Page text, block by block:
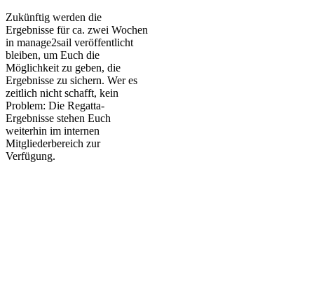
Zukünftig werden die
Ergebnisse für ca. zwei Wochen
in manage2sail veröffentlicht
bleiben, um Euch die
Möglichkeit zu geben, die
Ergebnisse zu sichern. Wer es
zeitlich nicht schafft, kein
Problem: Die Regatta-
Ergebnisse stehen Euch
weiterhin im internen
Mitgliederbereich zur
Verfügung.